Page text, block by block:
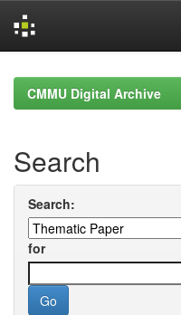
navigationCMMU Digital Archive
Search
Search:
for